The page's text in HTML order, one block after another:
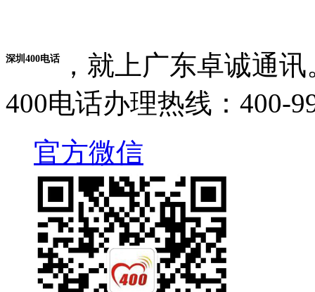
深圳400电话，就上广东卓诚通
400电话办理热线：400-
官方微信